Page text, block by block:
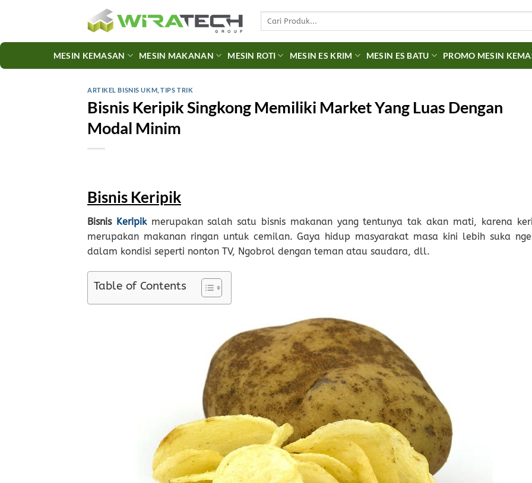
Search
MESIN KEMASAN MESIN MAKANAN MESIN ROTI MESIN ES KRIM MESIN ES BATU PROMO MESIN
ARTIKEL BISNIS UKM ,TIPS TRIK
Bisnis Keripik Singkong Memiliki Market Yang Luas Dengan
Modal Minim
Bisnis Keripik
Bisnis Keripikmerupakan salah satu bisnis makanan yang tentunya tak akan mati, karena
merupakan makanan ringan untuk cemilan. Gaya hidup masyarakat masa kini lebih suka
dalam kondisi seperti nonton TV, Ngobrol dengan teman atau saudara, dll.
Table of Contents